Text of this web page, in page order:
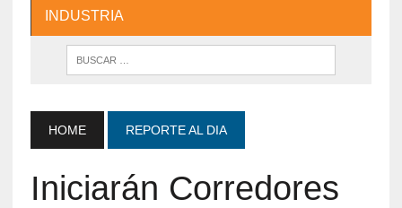
INDUSTRIA
HOME REPORTE AL DIA
Iniciarán Corredores